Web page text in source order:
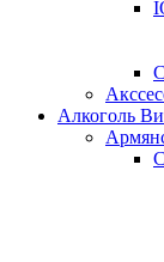
Алкоголь